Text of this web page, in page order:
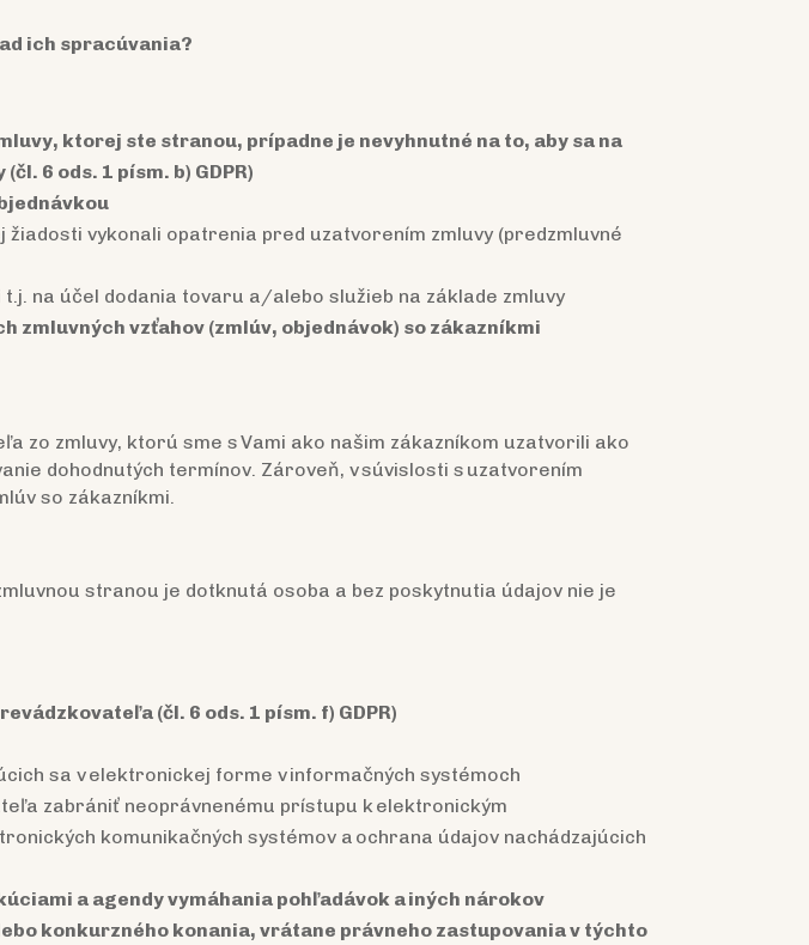
ich spracúvania?
ktorej ste stranou, prípadne je nevyhnutné na to, aby sa na
6 ods. 1 písm. b) GDPR)
vykonali opatrenia pred uzatvorením zmluvy (predzmluvné
t.j. na účel dodania tovaru a/alebo služieb na základe zmluvy
zmluvných vzťahov (zmlúv, objednávok) so zákazníkmi
zo zmluvy, ktorú sme s Vami ako našim zákazníkom uzatvorili ako
dohodnutých termínov. Zároveň, v súvislosti s uzatvorením
so zákazníkmi.
stranou je dotknutá osoba a bez poskytnutia údajov nie je
(čl. 6 ods. 1 písm. f) GDPR)
sa v elektronickej forme v informačných systémoch
zabrániť neoprávnenému prístupu k elektronickým
komunikačných systémov a ochrana údajov nachádzajúcich
a agendy vymáhania pohľadávok a iných nárokov
konkurzného konania, vrátane právneho zastupovania v týchto